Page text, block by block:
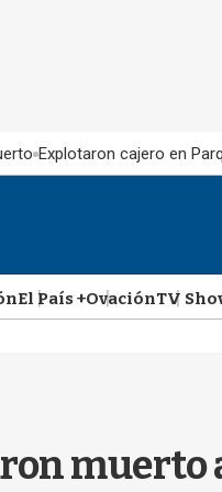
Explotaron cajero en
El País +OvaciónTV
muerto